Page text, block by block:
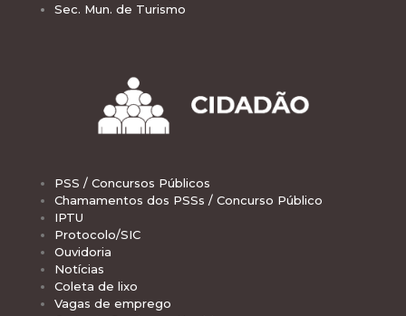
Sec. Mun. de Turismo
PSS / Concursos Públicos
Chamamentos dos PSSs / Concurso Público
IPTU
Protocolo/SIC
Ouvidoria
Notícias
Coleta de lixo
Vagas de emprego